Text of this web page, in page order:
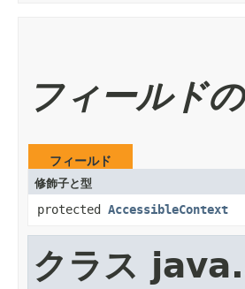
フィールド
フィールド
修飾子と型
protected AccessibleContext
クラス